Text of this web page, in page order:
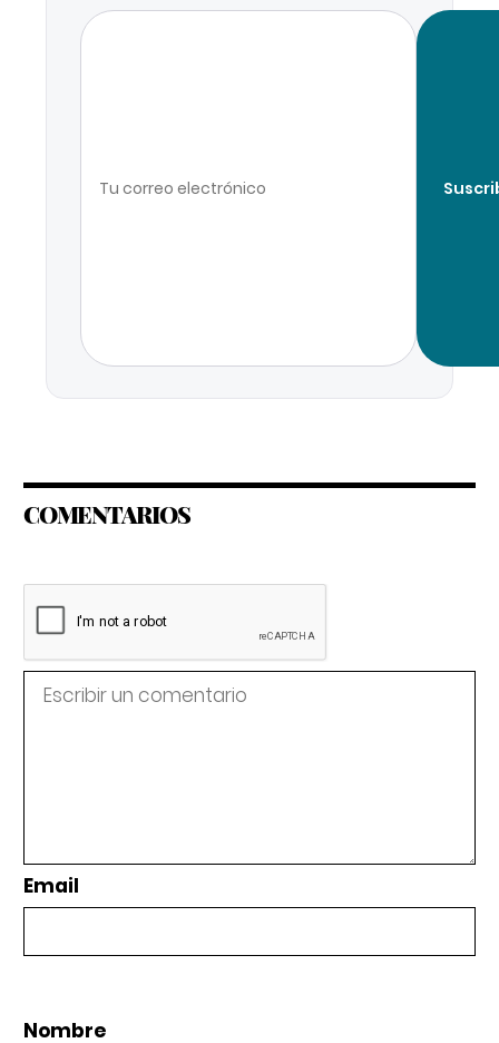
COMENTARIOS
Email
Nombre